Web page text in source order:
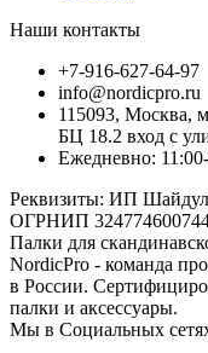
Наши контакты
+7-916-627-64-97
info@nordicpro.ru
115093, Москва,
БЦ 18.2 вход с
Ежедневно:
Реквизиты: ИП
ОГРНИП
Палки для
NordicPro - команда
в России.
палки и аксессуары.
Мы в Социальных